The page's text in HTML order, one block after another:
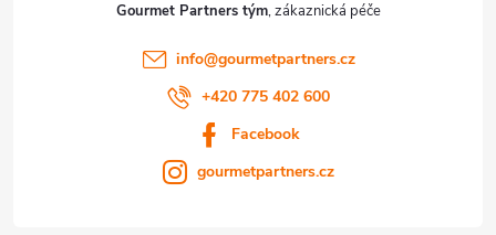
Gourmet Partners tým
info@gourmetpartners.cz
+420 775 402 600
Facebook
gourmetpartners.cz